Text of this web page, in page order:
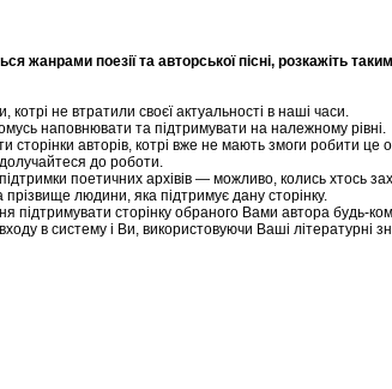
жанрами поезії та авторської пісні, розкажіть
не втратили своєї актуальності в наші часи.
наповнювати та підтримувати на належному рівні.
авторів, котрі вже не мають змоги робити це
до роботи.
поетичних архівів — можливо, колись хтось
прізвище людини, яка підтримує дану сторінку.
сторінку обраного Вами автора будь-кому
в систему і Ви, використовуючи Ваші літературні